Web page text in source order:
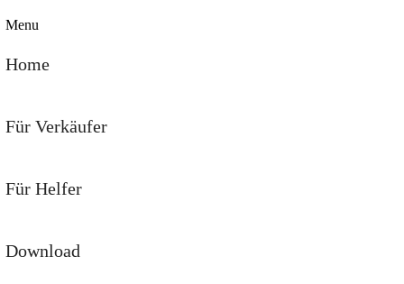
Menu
Home
Für Verkäufer
Für Helfer
Download